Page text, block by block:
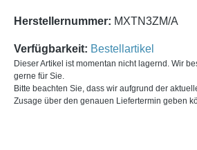
Herstellernummer: MXTN3ZM/A
Verfügbarkeit: Bestellartikel
Dieser Artikel ist momentan nicht lagernd. Wir
gerne für Sie.
Bitte beachten Sie, dass wir aufgrund der
Zusage über den genauen Liefertermin geben